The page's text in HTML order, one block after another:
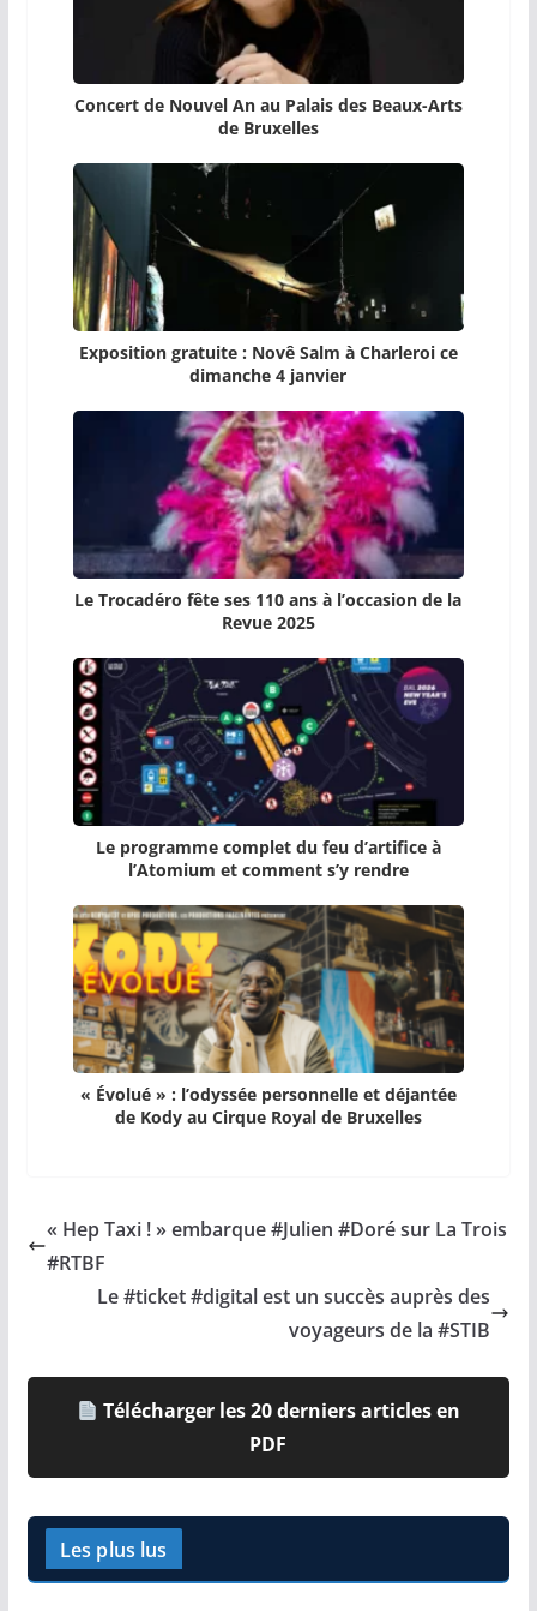
Concert de Nouvel An au Palais des Beaux-Arts
de Bruxelles
Exposition gratuite : Novê Salm à Charleroi ce
dimanche 4 janvier
Le Trocadéro fête ses 110 ans à l’occasion de la
Revue 2025
Le programme complet du feu d’artifice à
l’Atomium et comment s’y rendre
« Évolué » : l’odyssée personnelle et déjantée
de Kody au Cirque Royal de Bruxelles
« Hep Taxi ! » embarque #Julien #Doré sur La Trois
#RTBF
Le #ticket #digital est un succès auprès des
voyageurs de la #STIB
Télécharger les 20 derniers articles en
PDF
Les plus lus